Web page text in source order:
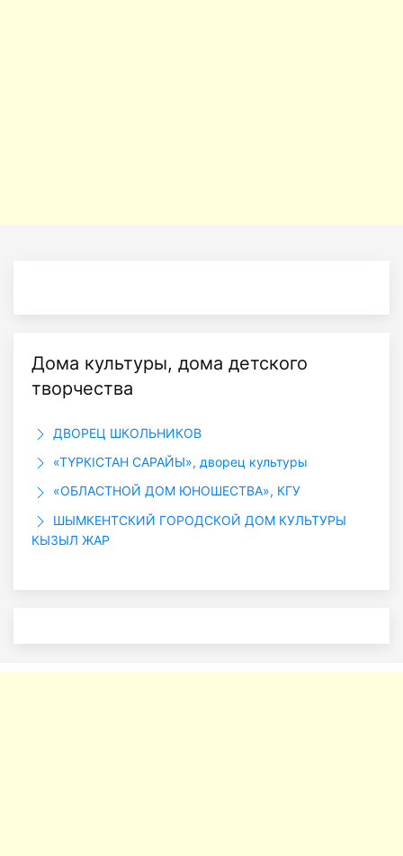
Дома культуры, дома детского
творчества
ДВОРЕЦ ШКОЛЬНИКОВ
«ТҮРКІСТАН САРАЙЫ», дворец культуры
«ОБЛАСТНОЙ ДОМ ЮНОШЕСТВА», КГУ
ШЫМКЕНТСКИЙ ГОРОДСКОЙ ДОМ КУЛЬТУРЫ
КЫЗЫЛ ЖАР